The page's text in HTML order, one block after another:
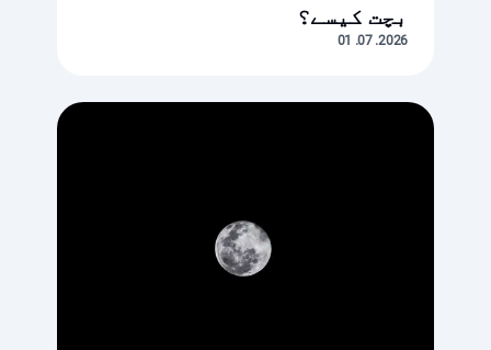
بچت کیسے؟
2026. 07. 01